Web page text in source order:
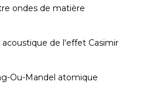
ondes de matière
acoustique de l'effet Casimir
Ou-Mandel atomique